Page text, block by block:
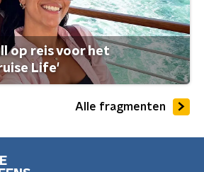
op reis voor het
Life'
Alle fragmenten